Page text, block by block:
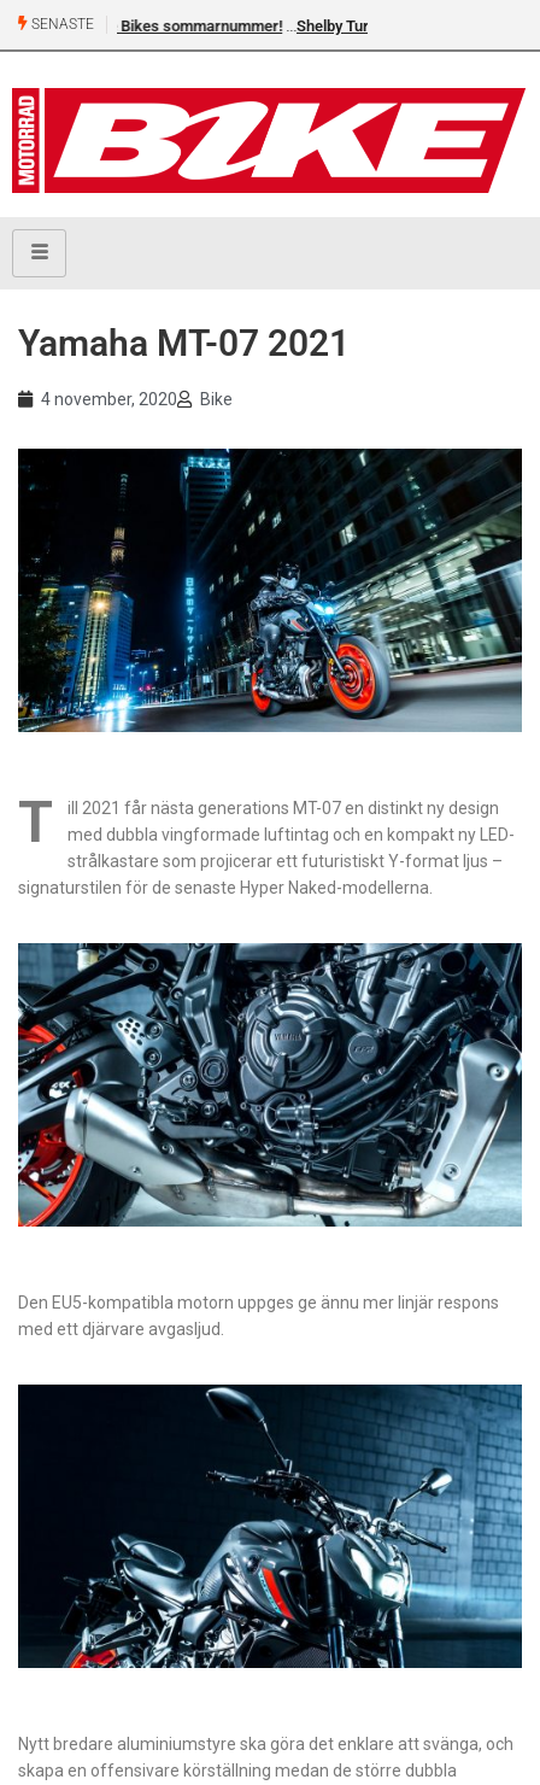
SENASTE Shelby Turner, klar för GGN
Yamaha MT-07 2021
4 november, 2020 Bike
T
ill 2021 får nästa generations MT-07 en distinkt ny design
med dubbla vingformade luftintag och en kompakt ny LED-
strålkastare som projicerar ett futuristiskt Y-format ljus –
signaturstilen för de senaste Hyper Naked-modellerna.
Den EU5-kompatibla motorn uppges ge ännu mer linjär respons
med ett djärvare avgasljud.
Nytt bredare aluminiumstyre ska göra det enklare att svänga, och
skapa en offensivare körställning medan de större dubbla